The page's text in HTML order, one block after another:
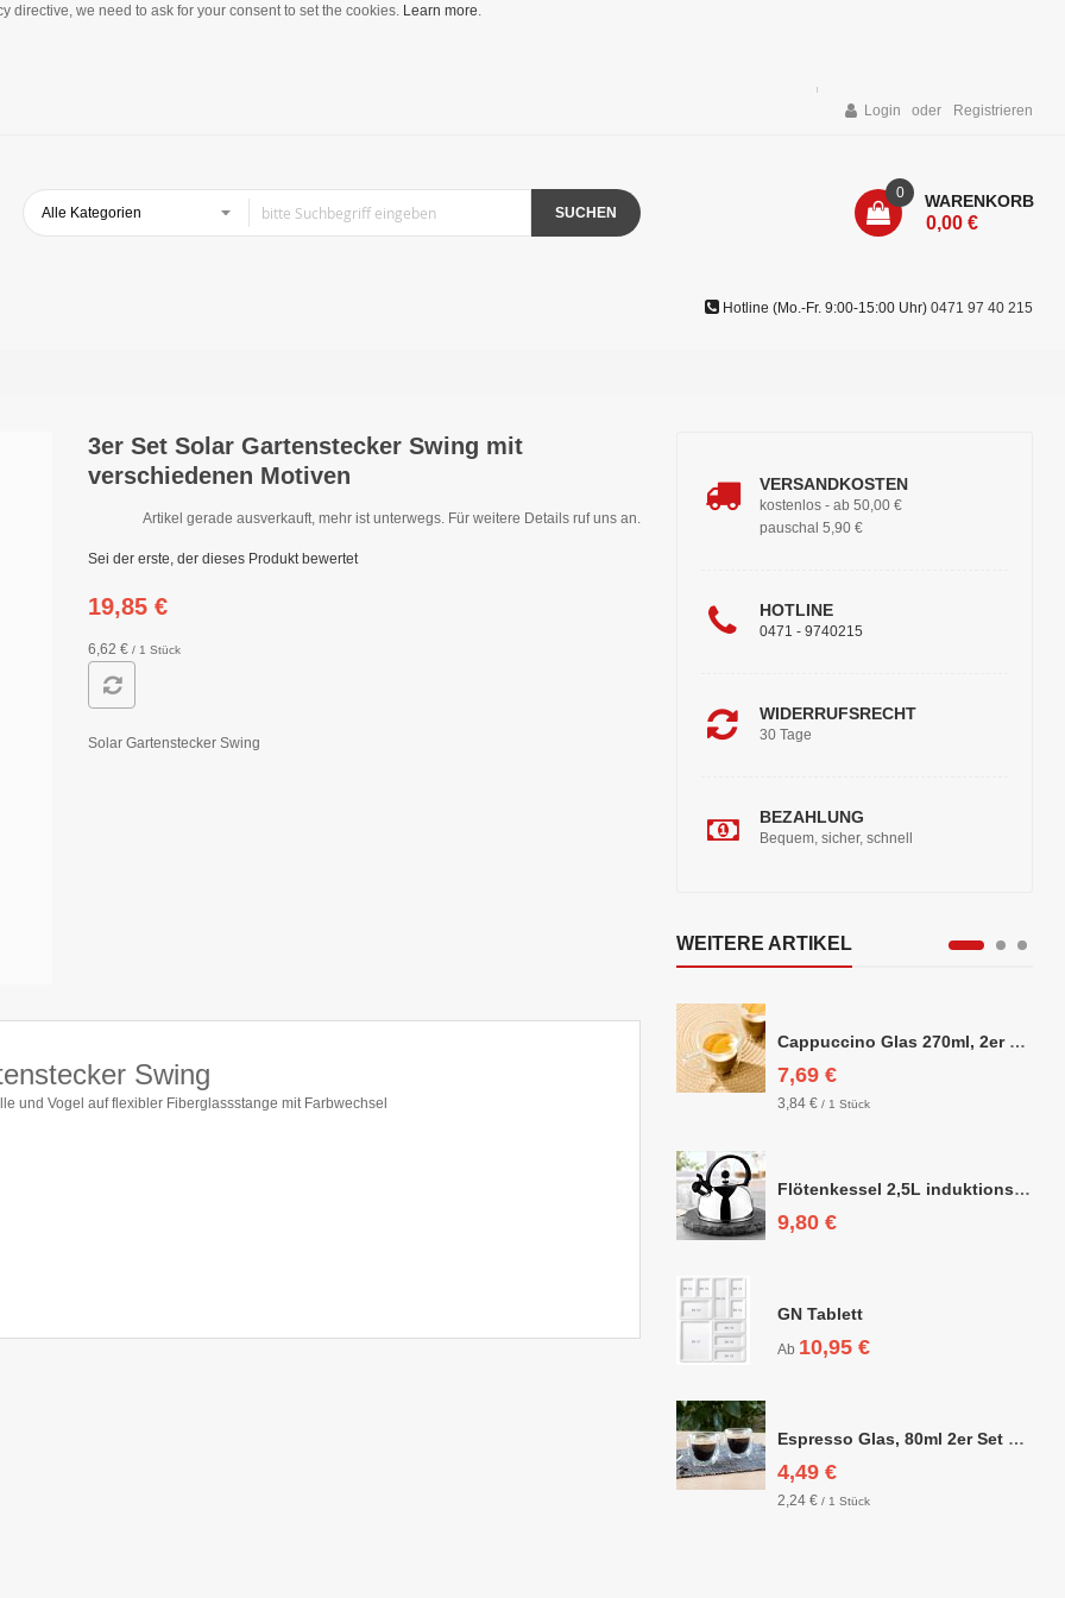
directive, we need to ask for your consent to set the cookies. Learn more.
Login Registrieren
SUCHEN
WARENKORB
0
0,00 €
Hotline (Mo.-Fr. 9:00-15:00 Uhr) 0471 97 40 215
3er Set Solar Gartenstecker Swing mit
verschiedenen Motiven
Artikel gerade ausverkauft, mehr ist unterwegs. Für weitere Details ruf uns an.
Sei der erste, der dieses Produkt bewertet
19,85 €
6,62 € / 1 Stück
Solar Gartenstecker Swing
Swing
und Vogel auf flexibler Fiberglassstange mit Farbwechsel
VERSANDKOSTEN
kostenlos - ab 50,00 €
pauschal 5,90 €
HOTLINE
0471 - 9740215
WIDERRUFSRECHT
30 Tage
BEZAHLUNG
Bequem, sicher, schnell
WEITERE ARTIKEL
Cappuccino Glas 270ml, 2er Set doppelwandig, ca. 8,5 x 10cm
7,69 €
3,84 € / 1 Stück
Flötenkessel 2,5L induktionsgeeignet
9,80 €
GN Tablett
Ab 10,95 €
Espresso Glas, 80ml 2er Set doppelwandig, ca. 6,3 x 6,4cm
4,49 €
2,24 € / 1 Stück